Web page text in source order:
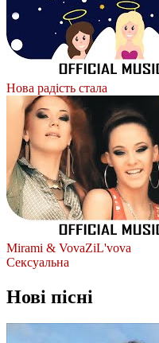
Нова радість стала
Mirami & VovaZiL'vova
Сексуальна
Нові пісні